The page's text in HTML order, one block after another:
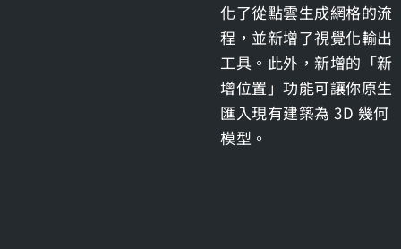
化了從點雲生成網格的流
程，並新增了視覺化輸出
工具。此外，新增的「新
增位置」功能可讓你原生
匯入現有建築為 3D 幾何
模型。